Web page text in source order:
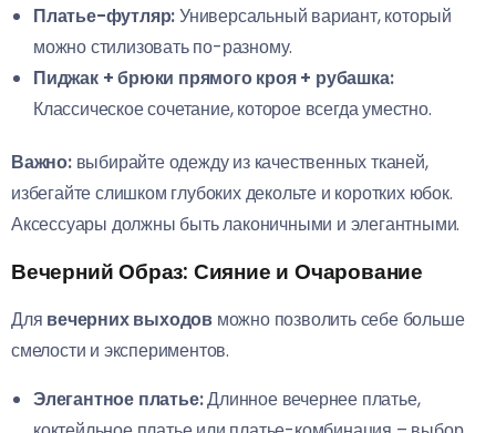
Платье-футляр:Универсальный вариант, который
можно стилизовать по-разному.
Пиджак + брюки прямого кроя + рубашка:
Классическое сочетание, которое всегда уместно.
Важно:выбирайте одежду из качественных тканей,
избегайте слишком глубоких декольте и коротких юбок.
Аксессуары должны быть лаконичными и элегантными.
Вечерний Образ: Сияние и Очарование
Для вечерних выходов можно позволить себе больше
смелости и экспериментов.
Элегантное платье:Длинное вечернее платье,